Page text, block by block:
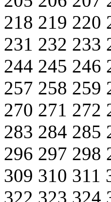
218 219 220
231 232 233
244 245 246
257 258 259
270 271 272
283 284 285
296 297 298
309 310 311
322 323 324